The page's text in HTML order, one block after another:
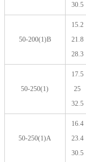
30.5
50-200(1)B
15.2
21.8
28.3
50-250(1)
17.5
25
32.5
50-250(1)A
16.4
23.4
30.5